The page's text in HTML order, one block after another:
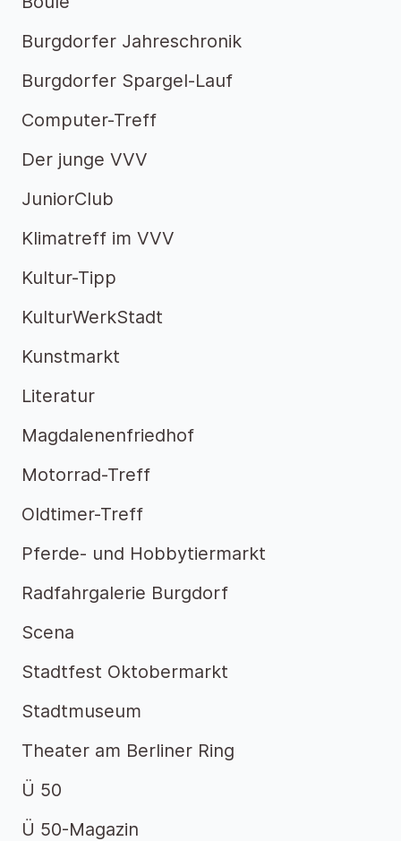
Burgdorfer Jahreschronik
Burgdorfer Spargel-Lauf
Computer-Treff
Der junge VVV
JuniorClub
Klimatreff im VVV
Kultur-Tipp
KulturWerkStadt
Kunstmarkt
Literatur
Magdalenenfriedhof
Motorrad-Treff
Oldtimer-Treff
Pferde- und Hobbytiermarkt
Radfahrgalerie Burgdorf
Scena
Stadtfest Oktobermarkt
Stadtmuseum
Theater am Berliner Ring
Ü 50
Ü 50-Magazin